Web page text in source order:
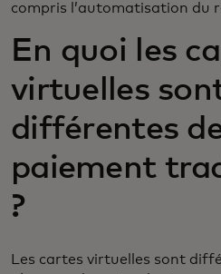
compris l’automatisation du
En quoi les
virtuelles
différentes
paiement
?
Les cartes virtuelles sont